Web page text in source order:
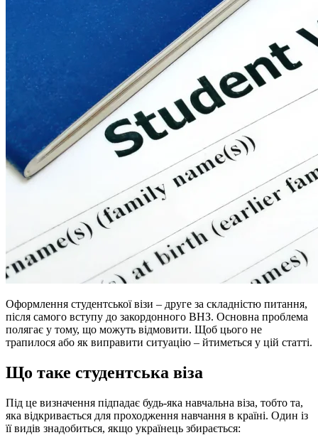
Оформлення студентської візи – друге за складністю питання,
після самого вступу до закордонного ВНЗ. Основна проблема
полягає у тому, що можуть відмовити. Щоб цього не
трапилося або як виправити ситуацію – йтиметься у цій статті.
Що таке студентська віза
Під це визначення підпадає будь-яка навчальна віза, тобто та,
яка відкривається для проходження навчання в країні. Один із
її видів знадобиться, якщо українець збирається: